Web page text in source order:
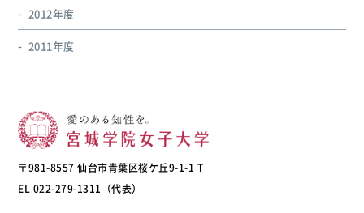
2012年度
2011年度
〒981-8557 仙台市青葉区桜ケ丘9-1-1 T
EL 022-279-1311（代表）